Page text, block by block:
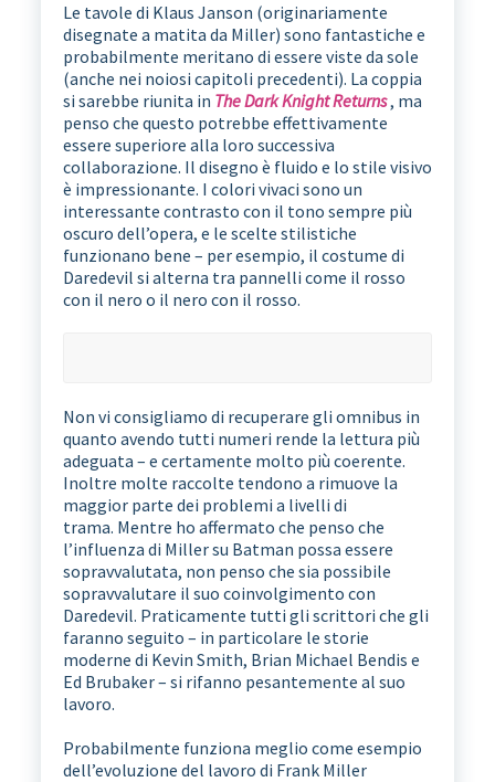
Le tavole di Klaus Janson (originariamente
disegnate a matita da Miller) sono fantastiche e
probabilmente meritano di essere viste da sole
(anche nei noiosi capitoli precedenti). La coppia
si sarebbe riunita in The Dark Knight Returns, ma
penso che questo potrebbe effettivamente
essere superiore alla loro successiva
collaborazione. Il disegno è fluido e lo stile visivo
è impressionante. I colori vivaci sono un
interessante contrasto con il tono sempre più
oscuro dell’opera, e le scelte stilistiche
funzionano bene – per esempio, il costume di
Daredevil si alterna tra pannelli come il rosso
con il nero o il nero con il rosso.
Non vi consigliamo di recuperare gli omnibus in
quanto avendo tutti numeri rende la lettura più
adeguata – e certamente molto più coerente.
Inoltre molte raccolte tendono a rimuove la
maggior parte dei problemi a livelli di
trama. Mentre ho affermato che penso che
l’influenza di Miller su Batman possa essere
sopravvalutata, non penso che sia possibile
sopravvalutare il suo coinvolgimento con
Daredevil. Praticamente tutti gli scrittori che gli
faranno seguito – in particolare le storie
moderne di Kevin Smith, Brian Michael Bendis e
Ed Brubaker – si rifanno pesantemente al suo
lavoro.
Probabilmente funziona meglio come esempio
dell’evoluzione del lavoro di Frank Miller